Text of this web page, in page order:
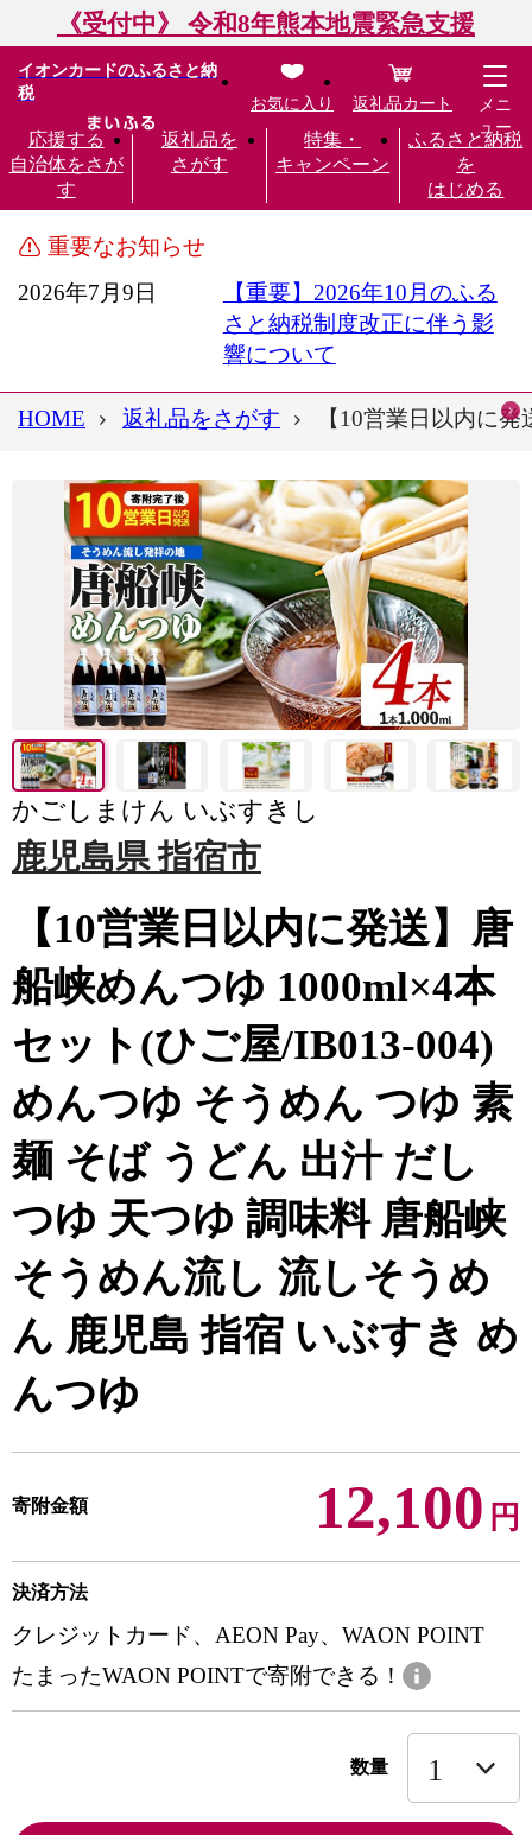
《受付中》 令和8年熊本地震緊急支援
イオンカードのふるさと納
税
応援する
自治体をさが
す
返礼品を
さがす
特集・
キャンペーン
ふるさと納税
を
はじめる
お気に入り 返礼品カート
メニ
ュー
重要なお知らせ
2026年7月9日
【重要】2026年10月のふる
さと納税制度改正に伴う影
響について
HOME 返礼品をさがす 【10営業日以内に
かごしまけん いぶすきし
鹿児島県 指宿市
【10営業日以内に発送】唐
船峡めんつゆ 1000ml×4本
セット(ひご屋/IB013-004)
めんつゆ そうめん つゆ 素
麺 そば うどん 出汁 だし
つゆ 天つゆ 調味料 唐船峡
そうめん流し 流しそうめ
ん 鹿児島 指宿 いぶすき め
んつゆ
寄附金額 12,100 円
決済方法
クレジットカード、AEON Pay、WAON POINT
たまったWAON POINTで寄附できる！
数量